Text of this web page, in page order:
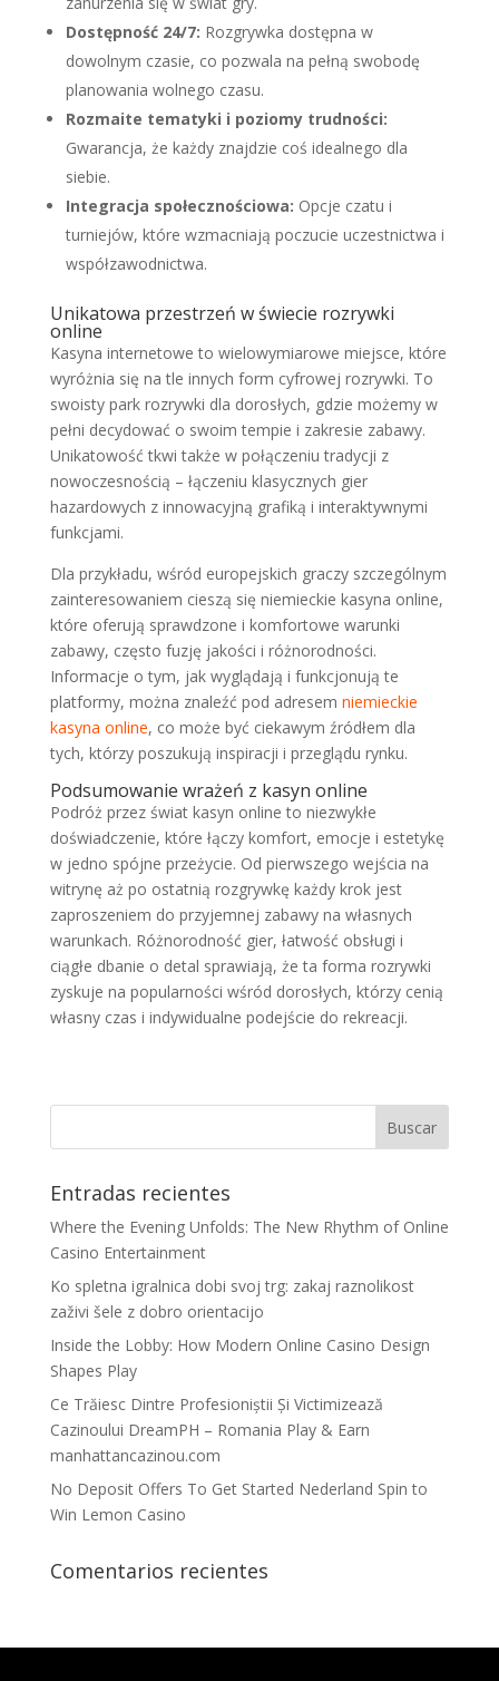
Dostępność 24/7: Rozgrywka dostępna w
dowolnym czasie, co pozwala na pełną swobodę
planowania wolnego czasu.
Rozmaite tematyki i poziomy trudności:
Gwarancja, że każdy znajdzie coś idealnego dla
siebie.
Integracja społecznościowa: Opcje czatu i
turniejów, które wzmacniają poczucie uczestnictwa i
współzawodnictwa.
Unikatowa przestrzeń w świecie rozrywki
online
Kasyna internetowe to wielowymiarowe miejsce, które
wyróżnia się na tle innych form cyfrowej rozrywki. To
swoisty park rozrywki dla dorosłych, gdzie możemy w
pełni decydować o swoim tempie i zakresie zabawy.
Unikatowość tkwi także w połączeniu tradycji z
nowoczesnością – łączeniu klasycznych gier
hazardowych z innowacyjną grafiką i interaktywnymi
funkcjami.
Dla przykładu, wśród europejskich graczy szczególnym
zainteresowaniem cieszą się niemieckie kasyna online,
które oferują sprawdzone i komfortowe warunki
zabawy, często fuzję jakości i różnorodności.
Informacje o tym, jak wyglądają i funkcjonują te
platformy, można znaleźć pod adresem niemieckie
kasyna online, co może być ciekawym źródłem dla
tych, którzy poszukują inspiracji i przeglądu rynku.
Podsumowanie wrażeń z kasyn online
Podróż przez świat kasyn online to niezwykłe
doświadczenie, które łączy komfort, emocje i estetykę
w jedno spójne przeżycie. Od pierwszego wejścia na
witrynę aż po ostatnią rozgrywkę każdy krok jest
zaproszeniem do przyjemnej zabawy na własnych
warunkach. Różnorodność gier, łatwość obsługi i
ciągłe dbanie o detal sprawiają, że ta forma rozrywki
zyskuje na popularności wśród dorosłych, którzy cenią
własny czas i indywidualne podejście do rekreacji.
Entradas recientes
Where the Evening Unfolds: The New Rhythm of Online
Casino Entertainment
Ko spletna igralnica dobi svoj trg: zakaj raznolikost
zaživi šele z dobro orientacijo
Inside the Lobby: How Modern Online Casino Design
Shapes Play
Ce Trăiesc Dintre Profesioniștii Și Victimizează
Cazinoului DreamPH – Romania Play & Earn
manhattancazinou.com
No Deposit Offers To Get Started Nederland Spin to
Win Lemon Casino
Comentarios recientes